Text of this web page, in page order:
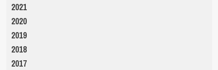
2021
2020
2019
2018
2017